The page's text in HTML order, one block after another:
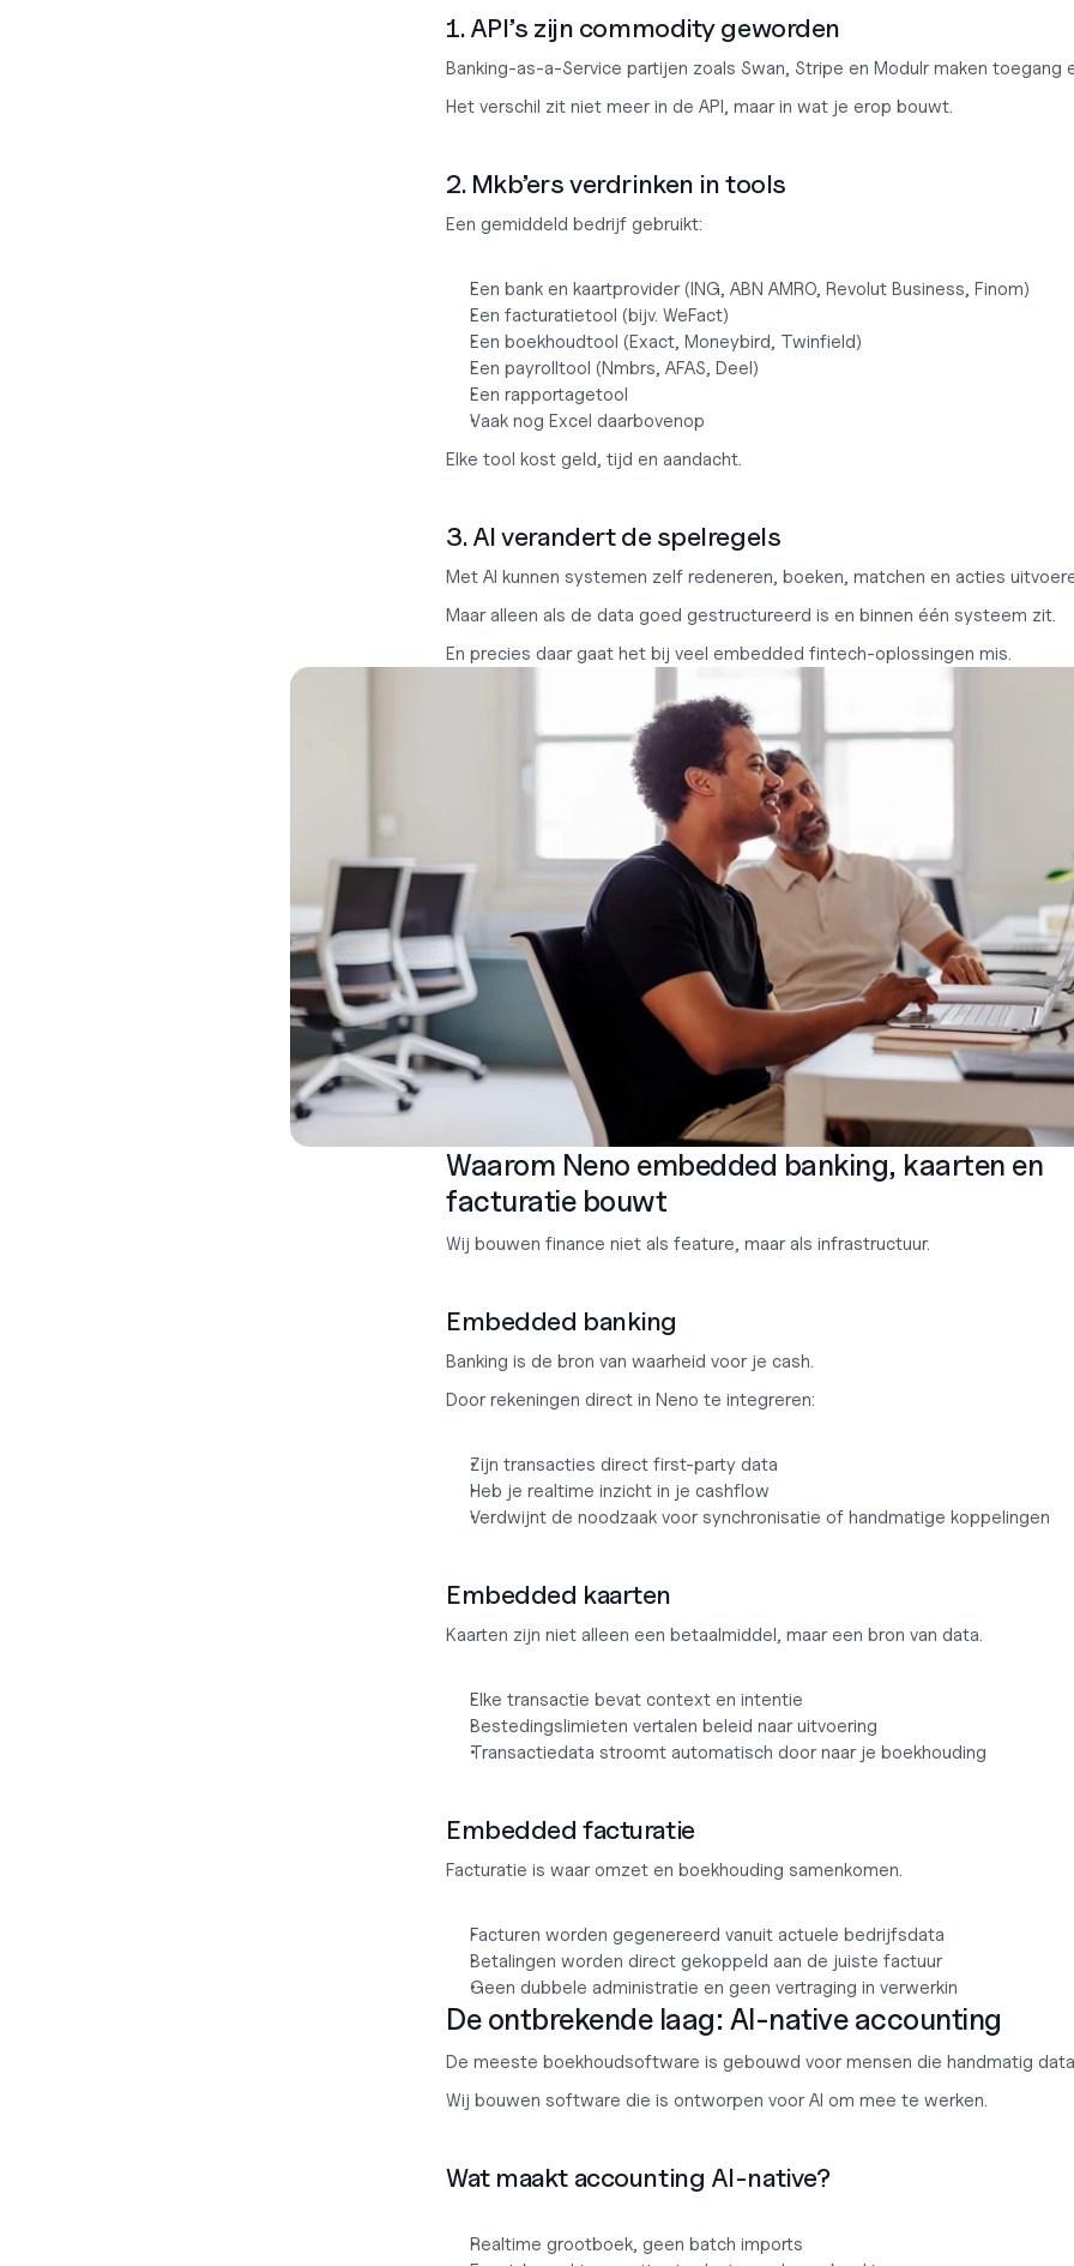
1. API’s zijn commodity geworden
Banking-as-a-Service partijen zoals Swan, Stripe en Modulr maken toegang
Het verschil zit niet meer in de API, maar in wat je erop bouwt.
2. Mkb’ers verdrinken in tools
Een gemiddeld bedrijf gebruikt:
Een bank en kaartprovider (ING, ABN AMRO, Revolut Business, Finom)
Een facturatietool (bijv. WeFact)
Een boekhoudtool (Exact, Moneybird, Twinfield)
Een payrolltool (Nmbrs, AFAS, Deel)
Een rapportagetool
Vaak nog Excel daarbovenop
Elke tool kost geld, tijd en aandacht.
3. AI verandert de spelregels
Met AI kunnen systemen zelf redeneren, boeken, matchen en acties
Maar alleen als de data goed gestructureerd is en binnen één systeem zit.
En precies daar gaat het bij veel embedded fintech-oplossingen mis.
Waarom Neno embedded banking, kaarten en
facturatie bouwt
Wij bouwen finance niet als feature, maar als infrastructuur.
Embedded banking
Banking is de bron van waarheid voor je cash.
Door rekeningen direct in Neno te integreren:
Zijn transacties direct first-party data
Heb je realtime inzicht in je cashflow
Verdwijnt de noodzaak voor synchronisatie of handmatige koppelingen
Embedded kaarten
Kaarten zijn niet alleen een betaalmiddel, maar een bron van data.
Elke transactie bevat context en intentie
Bestedingslimieten vertalen beleid naar uitvoering
Transactiedata stroomt automatisch door naar je boekhouding
Embedded facturatie
Facturatie is waar omzet en boekhouding samenkomen.
Facturen worden gegenereerd vanuit actuele bedrijfsdata
Betalingen worden direct gekoppeld aan de juiste factuur
Geen dubbele administratie en geen vertraging in verwerkin
De ontbrekende laag: AI-native accounting
De meeste boekhoudsoftware is gebouwd voor mensen die handmatig
Wij bouwen software die is ontworpen voor AI om mee te werken.
Wat maakt accounting AI-native?
Realtime grootboek, geen batch imports